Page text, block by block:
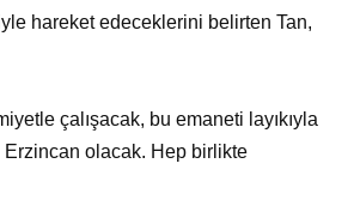
hareket edeceklerini belirten Tan,
çalışacak, bu emaneti layıkıyla
Erzincan olacak. Hep birlikte